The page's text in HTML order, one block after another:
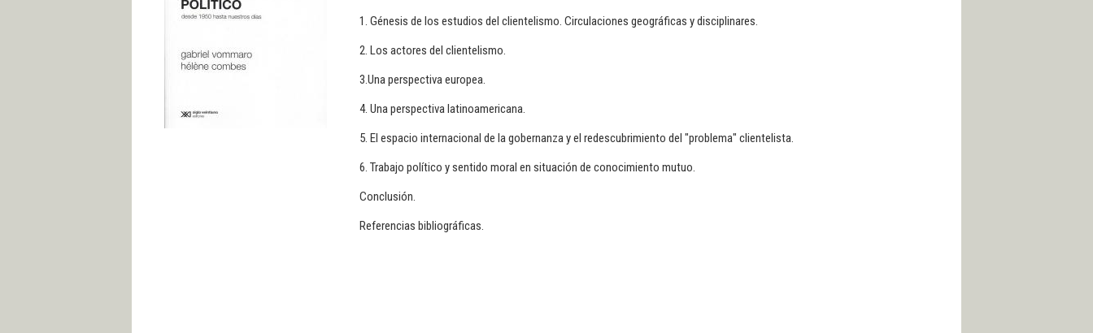
1. Génesis de los estudios del clientelismo. Circulaciones geográficas y disciplinares.
2. Los actores del clientelismo.
3.Una perspectiva europea.
4. Una perspectiva latinoamericana.
5. El espacio internacional de la gobernanza y el redescubrimiento del "problema" clientelista.
6. Trabajo político y sentido moral en situación de conocimiento mutuo.
Conclusión.
Referencias bibliográficas.